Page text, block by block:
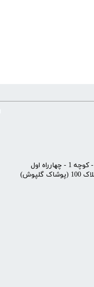
​آدرس فروشگاه: قم - بلوار شهید محلاتی - کوچه 1 - چهارراه اول